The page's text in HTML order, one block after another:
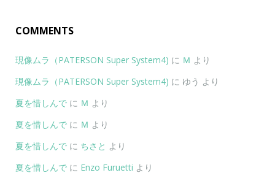
COMMENTS
現像ムラ（PATERSON Super System4) に Ｍ より
現像ムラ（PATERSON Super System4) に ゆう より
夏を惜しんで に Ｍ より
夏を惜しんで に Ｍ より
夏を惜しんで に ちさと より
夏を惜しんで に Enzo Furuetti より